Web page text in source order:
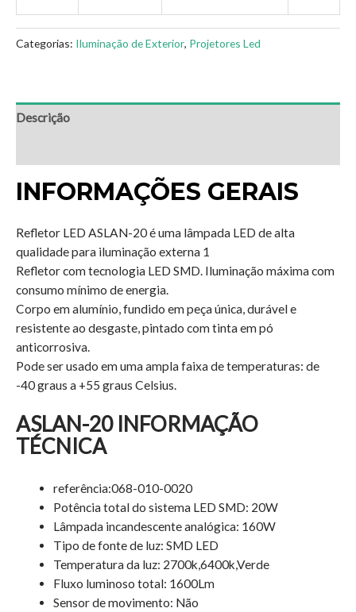
Categorias: Iluminação de Exterior, Projetores Led
Descrição
INFORMAÇÕES GERAIS
Refletor LED ASLAN-20 é uma lâmpada LED de alta
qualidade para iluminação externa 1
Refletor com tecnologia LED SMD. Iluminação máxima com
consumo mínimo de energia.
Corpo em alumínio, fundido em peça única, durável e
resistente ao desgaste, pintado com tinta em pó
anticorrosiva.
Pode ser usado em uma ampla faixa de temperaturas: de
-40 graus a +55 graus Celsius.
ASLAN-20 INFORMAÇÃO
TÉCNICA
referência:068-010-0020
Potência total do sistema LED SMD: 20W
Lâmpada incandescente analógica: 160W
Tipo de fonte de luz: SMD LED
Temperatura da luz: 2700k,6400k,Verde
Fluxo luminoso total: 1600Lm
Sensor de movimento: Não